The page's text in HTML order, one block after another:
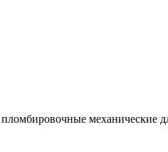
механические